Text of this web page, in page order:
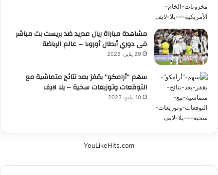
مشاهدة مباراة ريال مدريد ضد بريست بث مباشر
فى دوري أبطال أوروبا – عالم الرياضة
29 يناير، 2025
سهم “أرامكو” يقفز بعد نتائج متماشية مع
التوقعات وتوزيعات سخية – يلا لايف
10 مايو، 2023
YouLikeHits.com